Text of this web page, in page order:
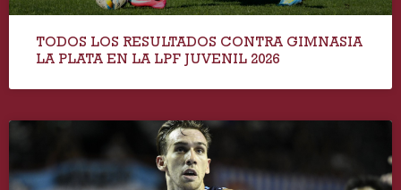
TODOS LOS RESULTADOS CONTRA GIMNASIA
LA PLATA EN LA LPF JUVENIL 2026